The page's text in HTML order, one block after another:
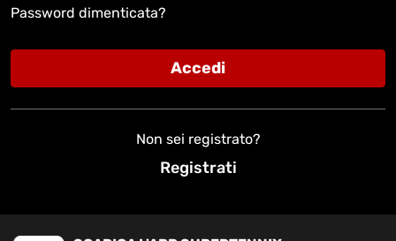
Password dimenticata?
Accedi
Non sei registrato?
Registrati